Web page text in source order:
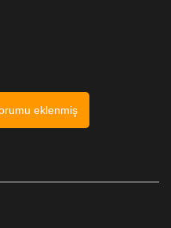
eklenmiş